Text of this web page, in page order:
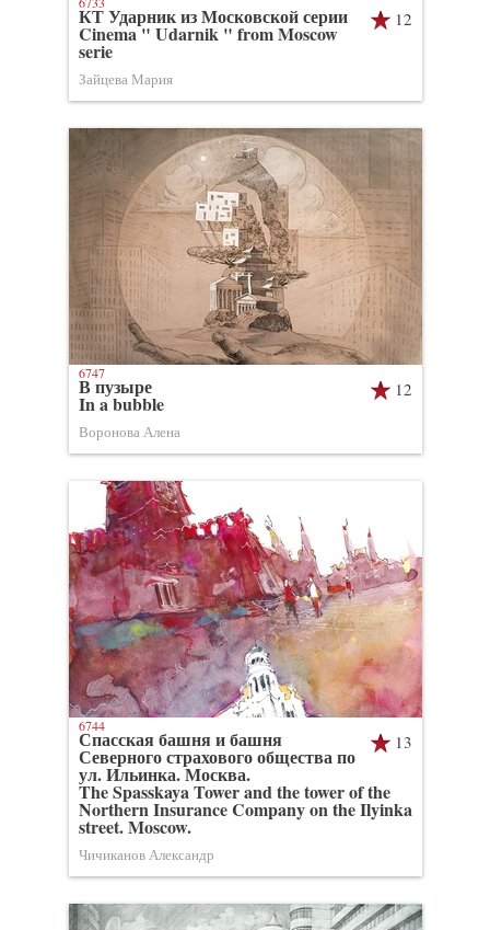
12
КТ Ударник из Московской серии
Cinema " Udarnik " from Moscow
serie
Зайцева Мария
12
В пузыре
In a bubble
Воронова Алена
6747
13
Спасская башня и башня
Северного страхового общества по
ул. Ильинка. Москва.
The Spasskaya Tower and the tower of the
Northern Insurance Company on the Ilyinka
street. Moscow.
Чичиканов Александр
6744